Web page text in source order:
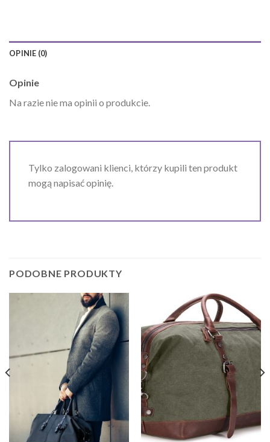
OPINIE (0)
Opinie
Na razie nie ma opinii o produkcie.
Tylko zalogowani klienci, którzy kupili ten produkt
mogą napisać opinię.
PODOBNE PRODUKTY